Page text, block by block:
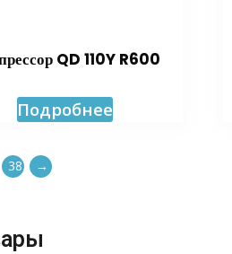
QD 110Y R600
Подробнее
382 →